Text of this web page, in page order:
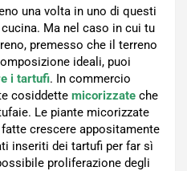
una volta in uno di questi
Ma nel caso in cui tu
premesso che il terreno
ideali, puoi
i tartufi. In commercio
cosiddette micorizzate che
Le piante micorizzate
crescere appositamente
inseriti dei tartufi per far sì
proliferazione degli